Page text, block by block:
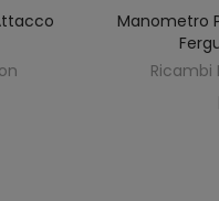
Manometro
Ricambi